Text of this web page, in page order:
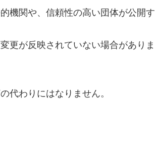
機関や、信頼性の高い団体が公開す
更が反映されていない場合がありま
代わりにはなりません。